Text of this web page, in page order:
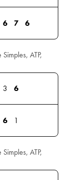
6 7 6
ATP,
3 6
6 1
ATP,